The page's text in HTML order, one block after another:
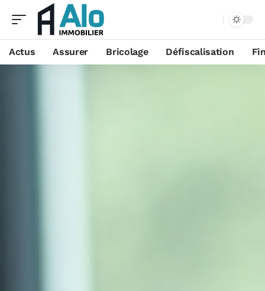
Actus Assurer Bricolage Défiscalisation